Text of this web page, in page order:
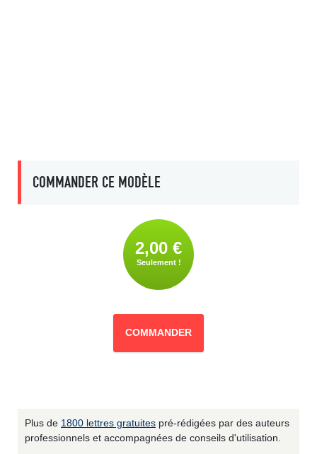
COMMANDER CE MODÈLE
2,00 €
Seulement !
COMMANDER
Plus de 1800 lettres gratuites pré-rédigées par des auteurs
professionnels et accompagnées de conseils d'utilisation.